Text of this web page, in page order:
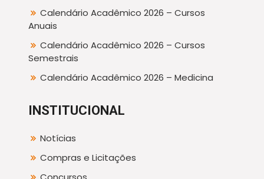
Calendário Acadêmico 2026 – Cursos
Anuais
Calendário Acadêmico 2026 – Cursos
Semestrais
Calendário Acadêmico 2026 – Medicina
INSTITUCIONAL
Notícias
Compras e Licitações